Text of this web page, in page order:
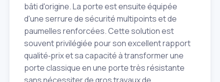
bâti d'origine. La porte est ensuite équipée
d'une serrure de sécurité multipoints et de
paumelles renforcées. Cette solution est
souvent privilégiée pour son excellent rapport
qualité‑prix et sa capacité à transformer une
porte classique en une porte très résistante